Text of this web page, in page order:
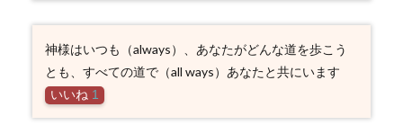
神様はいつも（always）、あなたがどんな道を歩こう
とも、すべての道で（all ways）あなたと共にいます
いいね 1